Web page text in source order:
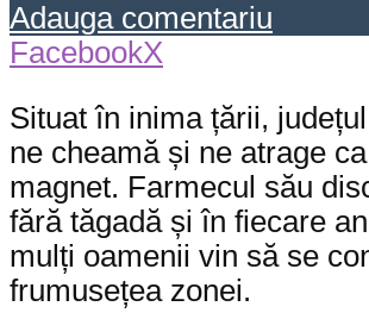
Adauga comentariu
FacebookX
Situat în inima țării,
ne cheamă și ne atrage
magnet. Farmecul său
fără tăgadă și în fiecare
mulți oamenii vin să se
frumusețea zonei.